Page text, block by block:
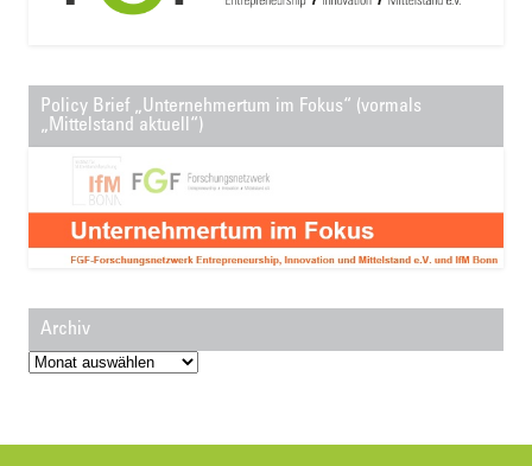
Policy Brief „Unternehmertum im Fokus“ (vormals
„Mittelstand aktuell“)
Archiv
Archiv